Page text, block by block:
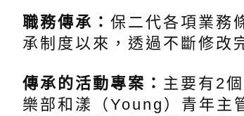
職務傳承： 保二代各項業務
承制度以來，透過不斷修改
傳承的活動專案： 主要有2
樂部和漾（Young）青年主